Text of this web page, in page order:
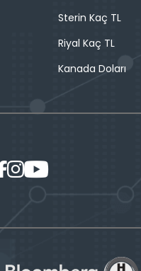
Sterin Kaç TL
Riyal Kaç TL
Kanada Doları